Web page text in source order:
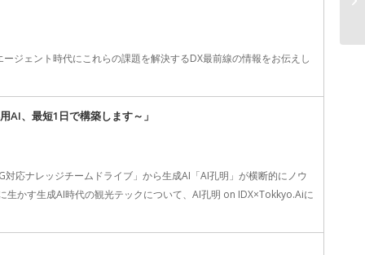
ジェント時代にこれらの課題を解決するDX最前線の情報をお伝えし
AI、最短1日で構築します～」
応ナレッジチームドライブ」から生成AI「AI孔明」が横断的にノウ
かす生成AI時代の観光テックについて、AI孔明 on IDX×Tokkyo.Aiに